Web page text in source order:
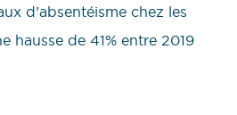
d’absentéisme chez les
hausse de 41% entre 2019